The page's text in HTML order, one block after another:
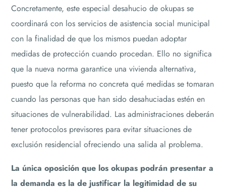
Concretamente, este especial desahucio de okupas se
coordinará con los servicios de asistencia social municipal
con la finalidad de que los mismos puedan adoptar
medidas de protección cuando procedan. Ello no significa
que la nueva norma garantice una vivienda alternativa,
puesto que la reforma no concreta qué medidas se tomaran
cuando las personas que han sido desahuciadas estén en
situaciones de vulnerabilidad. Las administraciones deberán
tener protocolos previsores para evitar situaciones de
exclusión residencial ofreciendo una salida al problema.
La única oposición que los okupas podrán presentar a
la demanda es la de justificar la legitimidad de su